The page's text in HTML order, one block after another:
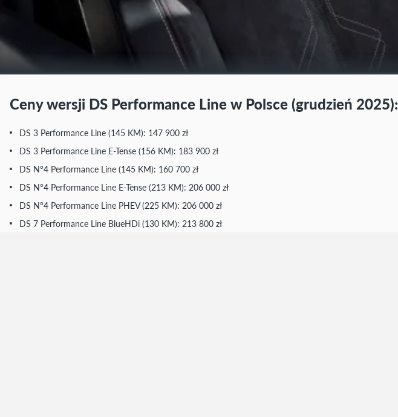
Ceny wersji DS Performance Line w Polsce (grudzień 2025):
DS 3 Performance Line (145 KM): 147 900 zł
DS 3 Performance Line E-Tense (156 KM): 183 900 zł
DS N°4 Performance Line (145 KM): 160 700 zł
DS N°4 Performance Line E-Tense (213 KM): 206 000 zł
DS N°4 Performance Line PHEV (225 KM): 206 000 zł
DS 7 Performance Line BlueHDi (130 KM): 213 800 zł